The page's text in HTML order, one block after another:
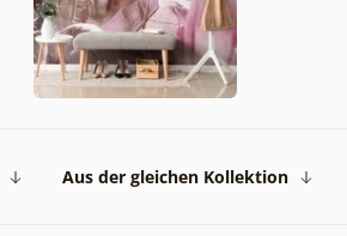
Aus der gleichen Kollektion